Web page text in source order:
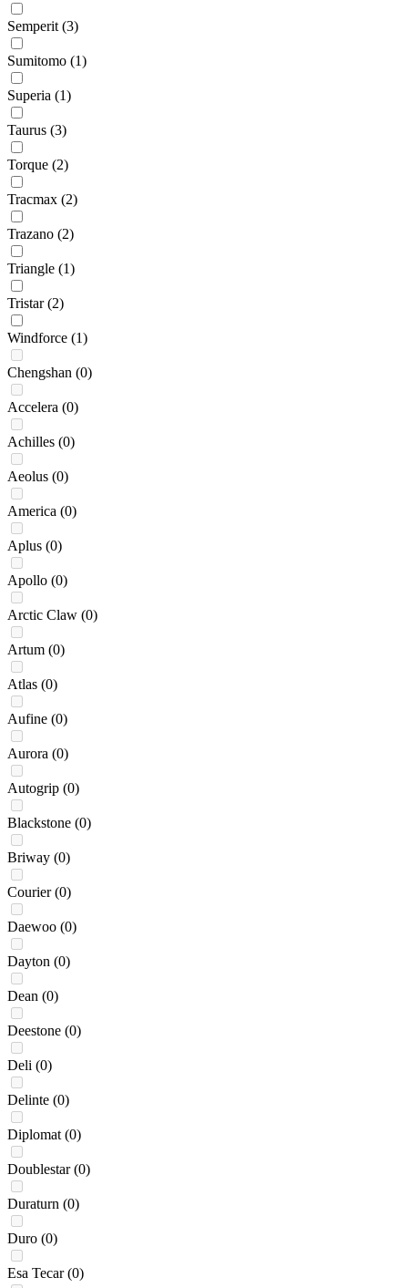
Semperit (3)
Sumitomo (1)
Superia (1)
Taurus (3)
Torque (2)
Tracmax (2)
Trazano (2)
Triangle (1)
Tristar (2)
Windforce (1)
Chengshan (0)
Accelera (0)
Achilles (0)
Aeolus (0)
America (0)
Aplus (0)
Apollo (0)
Arctic Claw (0)
Artum (0)
Atlas (0)
Aufine (0)
Aurora (0)
Autogrip (0)
Blackstone (0)
Briway (0)
Courier (0)
Daewoo (0)
Dayton (0)
Dean (0)
Deestone (0)
Deli (0)
Delinte (0)
Diplomat (0)
Doublestar (0)
Duraturn (0)
Duro (0)
Esa Tecar (0)